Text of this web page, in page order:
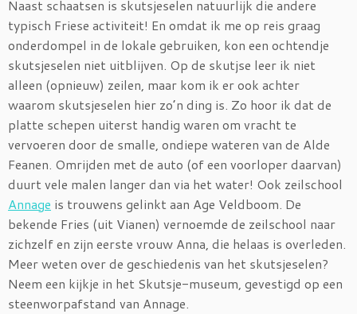
Naast schaatsen is skutsjeselen natuurlijk die andere
typisch Friese activiteit! En omdat ik me op reis graag
onderdompel in de lokale gebruiken, kon een ochtendje
skutsjeselen niet uitblijven. Op de skutjse leer ik niet
alleen (opnieuw) zeilen, maar kom ik er ook achter
waarom skutsjeselen hier zo’n ding is. Zo hoor ik dat de
platte schepen uiterst handig waren om vracht te
vervoeren door de smalle, ondiepe wateren van de Alde
Feanen. Omrijden met de auto (of een voorloper daarvan)
duurt vele malen langer dan via het water! Ook zeilschool
Annage is trouwens gelinkt aan Age Veldboom. De
bekende Fries (uit Vianen) vernoemde de zeilschool naar
zichzelf en zijn eerste vrouw Anna, die helaas is overleden.
Meer weten over de geschiedenis van het skutsjeselen?
Neem een kijkje in het Skutsje-museum, gevestigd op een
steenworpafstand van Annage.